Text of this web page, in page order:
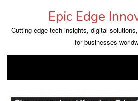
content
Epic Edge
Cutting-edge tech insights, digital
for businesses